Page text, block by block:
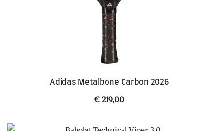
Adidas Metalbone Carbon 2026
€ 219,00